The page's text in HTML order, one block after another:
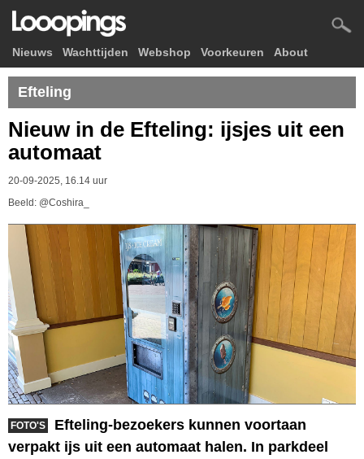
Nieuws Wachttijden Webshop Voorkeuren About
Efteling
Nieuw in de Efteling: ijsjes uit een
automaat
20-09-2025, 16.14 uur
Beeld: @Coshira_
FOTO'S
Efteling-bezoekers kunnen voortaan
verpakt ijs uit een automaat halen. In parkdeel